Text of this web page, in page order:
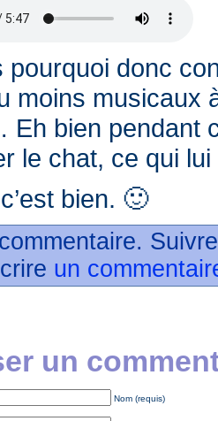
pourquoi donc
moins musicaux
bien pendant
le chat, ce qui
bien. 🙂
un
un
Nom (requis)